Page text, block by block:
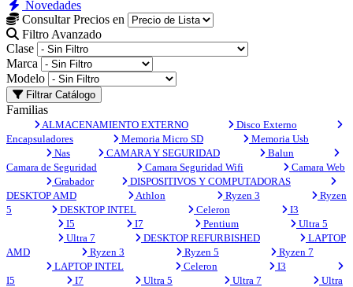
Novedades
Consultar Precios en
Filtro Avanzado
Clase
Marca
Modelo
Filtrar Catálogo
Familias
ALMACENAMIENTO EXTERNO
Disco Externo
Encapsuladores
Memoria Micro SD
Memoria Usb
Nas
CAMARA Y SEGURIDAD
Balun
Camara de Seguridad
Camara Seguridad Wifi
Camara Web
Grabador
DISPOSITIVOS Y COMPUTADORAS
DESKTOP AMD
Athlon Ryzen 3
Ryzen
5
DESKTOP INTEL Celeron
I3
I5
I7 Pentium
Ultra 5
Ultra 7
DESKTOP REFURBISHED
LAPTOP
AMD
Ryzen 3 Ryzen 5
Ryzen 7
LAPTOP INTEL
Celeron
I3
I5
I7 Ultra 5 Ultra 7
Ultra